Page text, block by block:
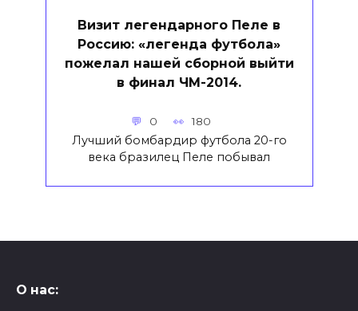
Визит легендарного Пеле в
Россию: «легенда футбола»
пожелал нашей сборной выйти
в финал ЧМ-2014.
0 180
Лучший бомбардир футбола 20-го
века бразилец Пеле побывал
О нас: